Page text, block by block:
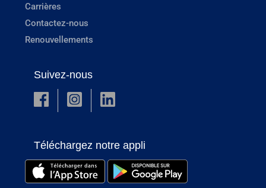
Carrières
Contactez-nous
Renouvellements
Suivez-nous
Téléchargez notre appli